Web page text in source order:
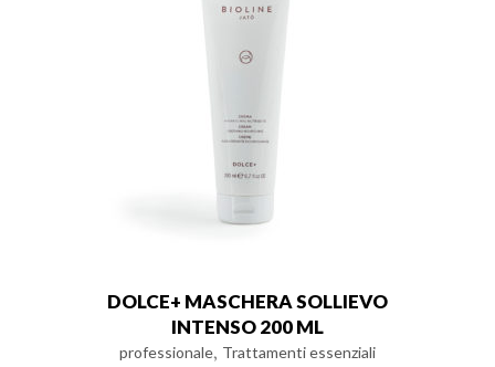
DOLCE+ MASCHERA SOLLIEVO
INTENSO 200 ML
professionale, Trattamenti essenziali